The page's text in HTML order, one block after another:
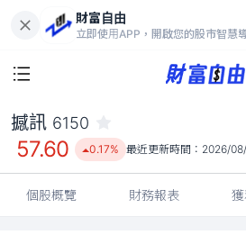
財富自由
立即使用APP，開啟您的股市智慧
57.60
0.17%
撼訊 6150
57.60 0.17% 最近更新時間： 2026/
個股概覽 財務報表